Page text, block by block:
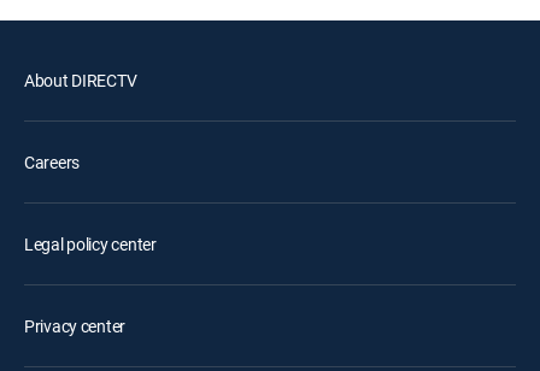
About DIRECTV
Careers
Legal policy center
Privacy center